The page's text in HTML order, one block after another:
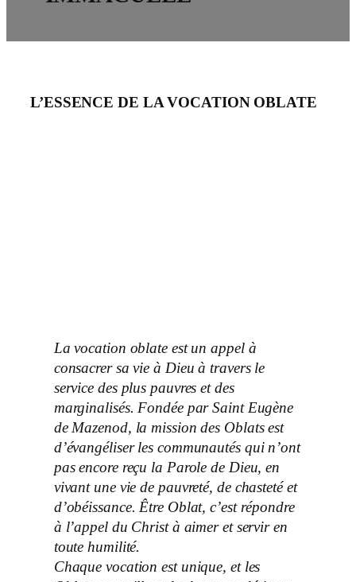
L’ESSENCE DE LA VOCATION OBLATE
La vocation oblate est un appel à
consacrer sa vie à Dieu à travers le
service des plus pauvres et des
marginalisés. Fondée par Saint Eugène
de Mazenod, la mission des Oblats est
d’évangéliser les communautés qui n’ont
pas encore reçu la Parole de Dieu, en
vivant une vie de pauvreté, de chasteté et
d’obéissance. Être Oblat, c’est répondre
à l’appel du Christ à aimer et servir en
toute humilité.
Chaque vocation est unique, et les